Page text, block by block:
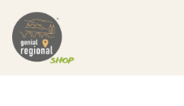
Zum
Inhalt